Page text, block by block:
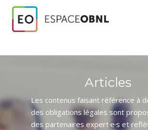
Articles
Les contenus faisant référence à
des obligations légales sont
des partenaires expert·e·s et